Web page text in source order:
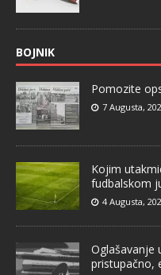
BOJNIK
Pomozite
7 Augusta,
Kojim
fudbalskom
4 Augusta,
Oglašavanje
pristupačno,